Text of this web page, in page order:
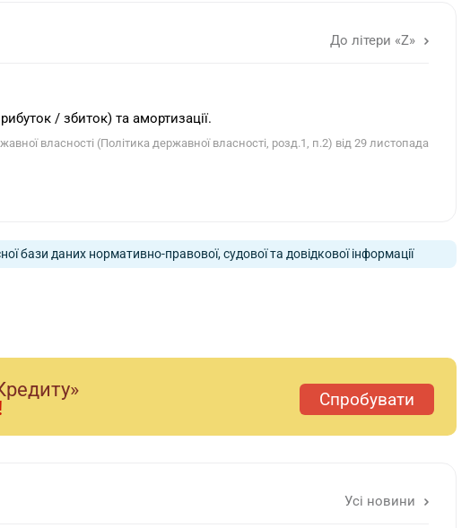
До літери «Z»
/ збиток) та амортизації.
власності (Політика державної власності, розд.1, п.2) від 29 листопада
бази даних нормативно-правової, судової та довідкової інформації
Спробувати
Усі новини